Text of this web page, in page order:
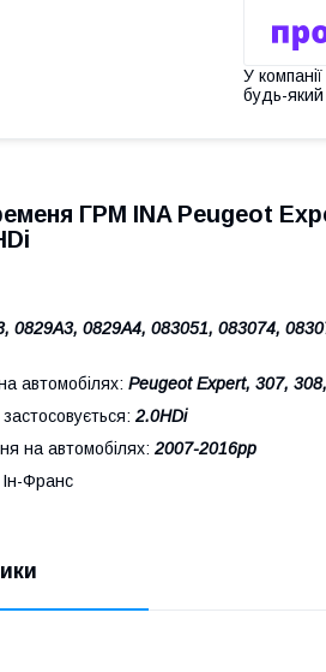
У
будь-
ГРМ INA Peugeot
0829A3, 0829A4, 083051, 083074,
автомобілях: Peugeot Expert, 307,
2.0HDi
на автомобілях: 2007-2016рр
Франс